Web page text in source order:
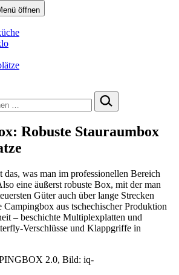
öffnen
Robuste Stauraumbox
was man im professionellen Bereich
eine äußerst robuste Box, mit der man
Güter auch über lange Strecken
Campingbox aus tschechischer Produktion
– beschichte Multiplexplatten und
Verschlüsse und Klappgriffe in